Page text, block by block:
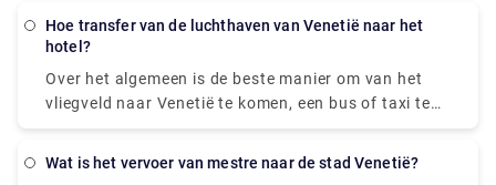
Venetië te komen, is met de trein, die 11 minuten
bus nemen, die € 0 - € 8 kost en 12 minuten duurt.
hoe transfer van de luchthaven van Venetië naar het
hotel?
Over het algemeen is de beste manier om van het
vliegveld naar Venetië te komen, een bus of taxi te
nemen vanaf het vliegveld naar Piazzale Roma en
wat is het vervoer van mestre naar de stad Venetië?